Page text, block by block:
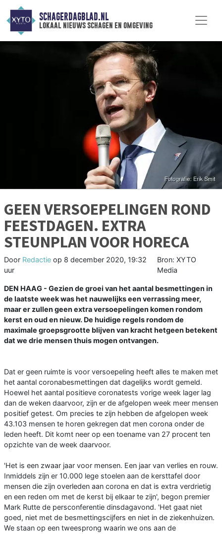
SCHAGERDAGBLAD.NL
lokaal nieuws schagen en omgeving
GEEN VERSOEPELINGEN ROND
FEESTDAGEN. EXTRA
STEUNPLAN VOOR HORECA
Door Redactie op 8 december 2020, 19:32
uur
Bron: XYTO
Media
DEN HAAG - Gezien de groei van het aantal besmettingen in
de laatste week was het nauwelijks een verrassing meer,
maar er zullen geen extra versoepelingen komen rondom
kerst en oud en nieuw. De huidige regels rondom de
maximale groepsgrootte blijven van kracht hetgeen betekent
dat we drie mensen thuis mogen ontvangen.
Dat er geen ruimte is voor versoepeling heeft alles te maken met
het aantal coronabesmettingen dat dagelijks wordt gemeld.
Hoewel het aantal positieve coronatests vorige week lager lag
dan de weken daarvoor, zijn er de afgelopen week meer mensen
positief getest. Om precies te zijn hebben de afgelopen week
43.103 mensen te horen gekregen dat men corona onder de
leden heeft. Dit komt neer op een toename van 27 procent ten
opzichte van de week daarvoor.
'Het is een zwaar jaar voor mensen. Een jaar van verlies en rouw.
Inmiddels zijn er 10.000 lege stoelen aan de kersttafel door
mensen die zijn overleden aan corona en dat is extra verdrietig
en een reden om met de kerst bij elkaar te zijn', begon premier
Mark Rutte de persconferentie dinsdagavond. 'Het gaat niet
goed, niet met de besmettingscijfers en niet in de ziekenhuizen.
We staan op een tweesprong waarin we ons aan de